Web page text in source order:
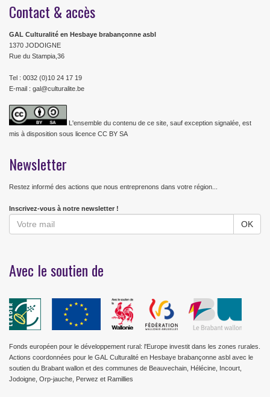
Contact & accès
GAL Culturalité en Hesbaye brabançonne asbl
1370 JODOIGNE
Rue du Stampia,36
Tel : 0032 (0)10 24 17 19
E-mail : gal@culturalite.be
L'ensemble du contenu de ce site, sauf exception signalée, est
mis à disposition sous licence CC BY SA
Newsletter
Restez informé des actions que nous entreprenons dans votre région...
Inscrivez-vous à notre newsletter !
Avec le soutien de
Fonds européen pour le développement rural: l'Europe investit dans les zones rurales.
Actions coordonnées pour le GAL Culturalité en Hesbaye brabançonne asbl avec le
soutien du Brabant wallon et des communes de Beauvechain, Hélécine, Incourt,
Jodoigne, Orp-jauche, Perwez et Ramillies